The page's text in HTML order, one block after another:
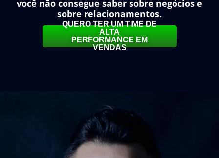
você não consegue saber sobre negócios e
sobre relacionamentos.
QUERO TER UM TIME DE
ALTA
PERFORMANCE EM
VENDAS